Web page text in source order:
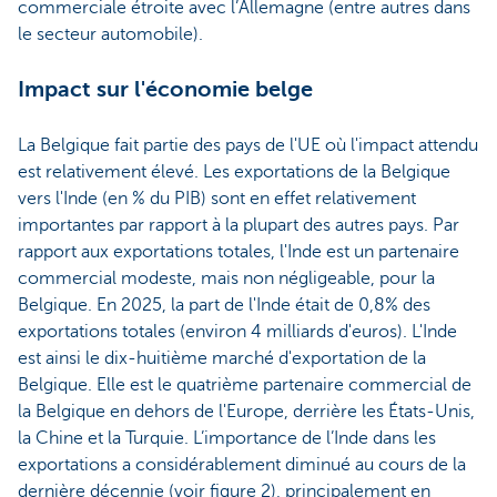
commerciale étroite avec l’Allemagne (entre autres dans
le secteur automobile).
Impact sur l'économie belge
La Belgique fait partie des pays de l'UE où l'impact attendu
est relativement élevé. Les exportations de la Belgique
vers l'Inde (en % du PIB) sont en effet relativement
importantes par rapport à la plupart des autres pays. Par
rapport aux exportations totales, l'Inde est un partenaire
commercial modeste, mais non négligeable, pour la
Belgique. En 2025, la part de l'Inde était de 0,8% des
exportations totales (environ 4 milliards d'euros). L'Inde
est ainsi le dix-huitième marché d'exportation de la
Belgique. Elle est le quatrième partenaire commercial de
la Belgique en dehors de l'Europe, derrière les États-Unis,
la Chine et la Turquie. L’importance de l’Inde dans les
exportations a considérablement diminué au cours de la
dernière décennie (voir figure 2), principalement en